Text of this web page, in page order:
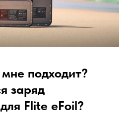
подходит?
заряд
Flite eFoil?